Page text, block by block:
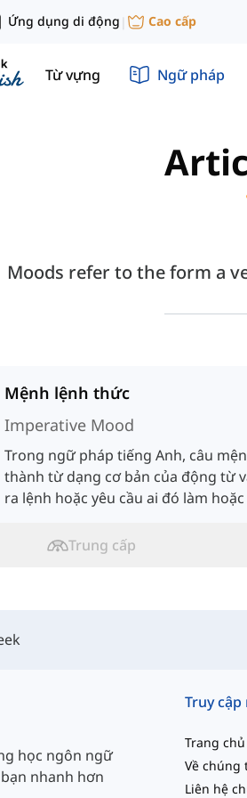
Ứng dụng di động | Cao cấp
Từ vựng Ngữ pháp
Moods refer to the form a
Mệnh lệnh thức
Imperative Mood
Trong ngữ pháp tiếng Anh, câu
thành từ dạng cơ bản của động từ
ra lệnh hoặc yêu cầu ai đó làm
Trung cấp
học ngôn ngữ
nhanh hơn
Trang chủ
Về chúng